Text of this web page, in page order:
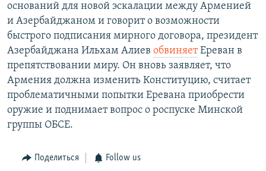
оснований для новой эскалации между Арменией
и Азербайджаном и говорит о возможности
быстрого подписания мирного договора, президент
Азербайджана Ильхам Алиев обвиняетЕреван в
препятствовании миру. Он вновь заявляет, что
Армения должна изменить Конституцию, считает
проблематичными попытки Еревана приобрести
оружие и поднимает вопрос о роспуске Минской
группы ОБСЕ.
Поделиться Follow us